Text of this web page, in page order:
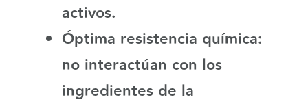
activos.
Óptima resistencia química:
no interactúan con los
ingredientes de la